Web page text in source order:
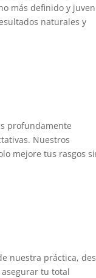
más definido y
naturales y
profundamente
Nuestros
mejore tus rasgos
nuestra práctica,
tu total